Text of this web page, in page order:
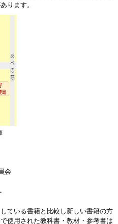
ります。
会
ている書籍と比較し新しい書籍の方
使用された教科書・教材・参考書は